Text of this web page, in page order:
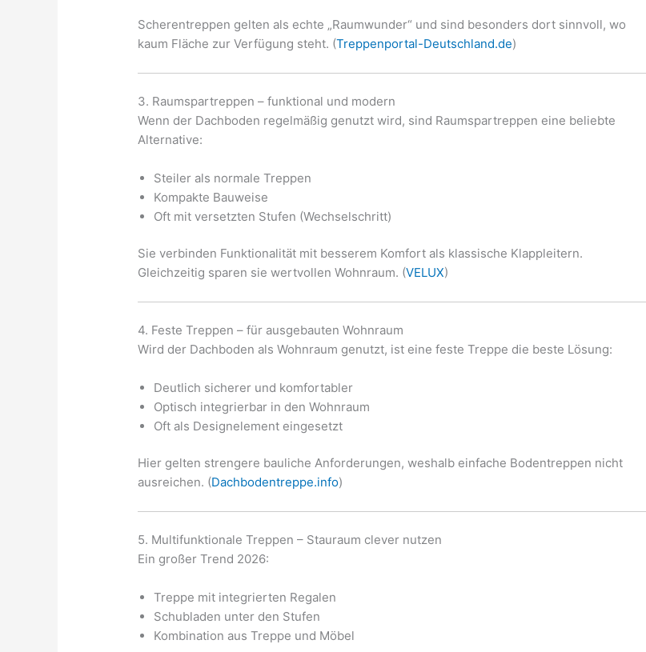
Scherentreppen gelten als echte „Raumwunder“ und sind besonders dort sinnvoll, wo
kaum Fläche zur Verfügung steht. (Treppenportal-Deutschland.de)
3. Raumspartreppen – funktional und modern
Wenn der Dachboden regelmäßig genutzt wird, sind Raumspartreppen eine beliebte
Alternative:
Steiler als normale Treppen
Kompakte Bauweise
Oft mit versetzten Stufen (Wechselschritt)
Sie verbinden Funktionalität mit besserem Komfort als klassische Klappleitern.
Gleichzeitig sparen sie wertvollen Wohnraum. (VELUX)
4. Feste Treppen – für ausgebauten Wohnraum
Wird der Dachboden als Wohnraum genutzt, ist eine feste Treppe die beste Lösung:
Deutlich sicherer und komfortabler
Optisch integrierbar in den Wohnraum
Oft als Designelement eingesetzt
Hier gelten strengere bauliche Anforderungen, weshalb einfache Bodentreppen nicht
ausreichen. (Dachbodentreppe.info)
5. Multifunktionale Treppen – Stauraum clever nutzen
Ein großer Trend 2026:
Treppe mit integrierten Regalen
Schubladen unter den Stufen
Kombination aus Treppe und Möbel